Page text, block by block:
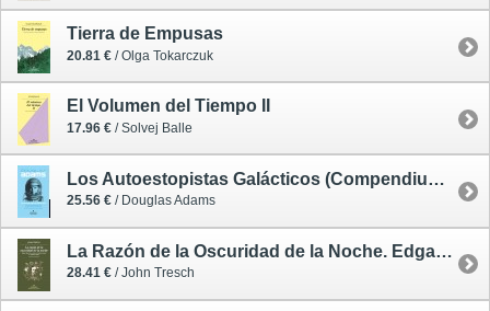
Tierra de Empusas
20.81 € / Olga Tokarczuk
El Volumen del Tiempo II
17.96 € / Solvej Balle
Los Autoestopistas Galácticos (Compendium) 1
25.56 € / Douglas Adams
La Razón de la Oscuridad de la Noche. Edgar Allan Poe y Cómo se Forjó la Ciencia en Estados Unidos
28.41 € / John Tresch